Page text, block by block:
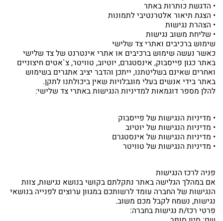
מעוניינים בציוד איכותי למפעלים?
אצלנו עם מגוון חברות בינלאומיות בתחום חומרי
האטימה, ציפויים ואיכות הסביבה
• הדגשת כותרות באתר
• הצגת תיאור אלטרנטיבי לתמונות
• הצהרת נגישות
• שליחת משוב נגישות
שימוש ברכיבים ואתרי צד שלישי
כאשר נעשה שימוש ברכיבים או אתרי אינטרנט של צד שלישי
באתר כגון פייסבוק, אינסטגרם, יוטיוב, טוויטר, צ`אטים חיצוניים
ואחרים שאינם בשליטתנו, ייתכן והדבר יציב אתגרים בשימוש
באתר בידי אנשים בעלי מוגבלויות שאין ביכולתנו לתקן.
להלן מספר דוגמאות למדיניות הנגישות באתרי צד שלישי:
• מדיניות הנגישות של פייסבוק
• מדיניות הנגישות של יוטיוב
• מדיניות הנגישות של אינסטגרם
• מדיניות הנגישות של טוויטר
פניה לרכז הנגישות
אם במהלך הגלישה באתר נתקלתם בקושי בנושא נגישות, צוות
הנגישות של החברה עומד לרשותכם במגוון ערוצים לפנייה בנושאי
נגישות, נשמח לקבל מכם משוב.
פרטי רכז/ת נגישות בחברה: